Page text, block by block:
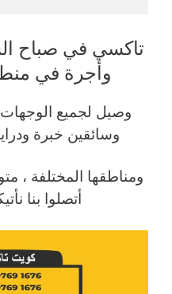
تاكسي في صباح
وأجرة في
وصيل لجميع
وسائقين خبرة
أتصلوا بنا